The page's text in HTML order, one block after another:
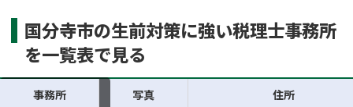
国分寺市の生前対策に強い税理士事務所
を一覧表で見る
事務所 写真 住所